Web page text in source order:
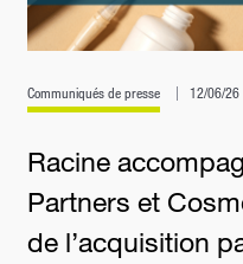
Communiqués de presse 12/06/26
Racine
Partners et
de l’acquisition